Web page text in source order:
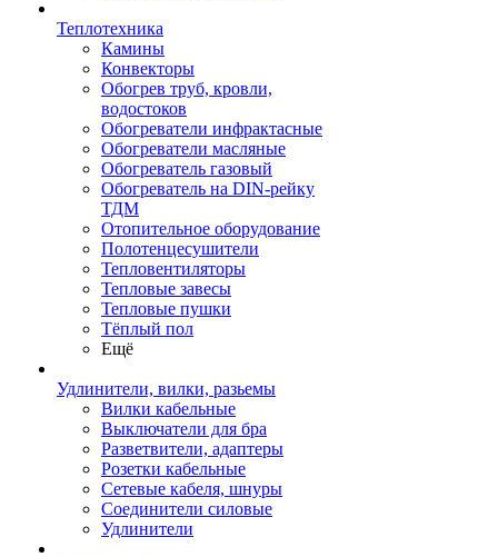
Теплотехника
Камины
Конвекторы
Обогрев труб, кровли,
водостоков
Обогреватели инфрактасные
Обогреватели масляные
Обогреватель газовый
Обогреватель на DIN-рейку
ТДМ
Отопительное оборудование
Полотенцесушители
Тепловентиляторы
Тепловые завесы
Тепловые пушки
Тёплый пол
Ещё
Удлинители, вилки, разьемы
Вилки кабельные
Выключатели для бра
Разветвители, адаптеры
Розетки кабельные
Сетевые кабеля, шнуры
Соединители силовые
Удлинители